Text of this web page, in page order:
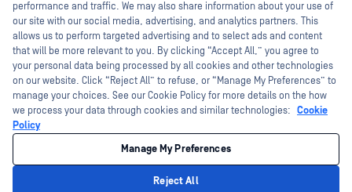
Đối tác công nghệ
Chương trình đối tác kênh phân phối
White Papers
Công cụ miễn phí
©2026 OPSWAT Công ty TNHH. Mọi quyền được bảo lưu. OPSWAT , MetaDefender
Metascan, MetaAccess , cái OPSWAT Logo, Không tin tưởng bất kỳ tệp tin nào.
Không tin tưởng bất kỳ thiết bị nào. OPSWAT Academy Bảo vệ thế giới cơ sở hạ
tầng trọng yếu Deep CDR™ Technology, InQuest, Logo InQuest, DFI, RetroHunt, Deep
nhãn hiệu của bên thứ ba là tài sản của chủ sở hữu tương ứng.
Quản lý tùy chọn Cookie
performance and traffic. We may also share information about your use of
our site with our social media, advertising, and analytics partners. This
allows us to perform targeted advertising and to select ads and content
that will be more relevant to you. By clicking “Accept All,” you agree to
your personal data being processed by all cookies and other technologies
on our website. Click “Reject All” to refuse, or “Manage My Preferences” to
manage your choices. See our Cookie Policy for more details on the how
we process your data through cookies and similar technologies: Cookie
Policy
Manage My Preferences
Reject All
How can I help you secure what's critical
today?